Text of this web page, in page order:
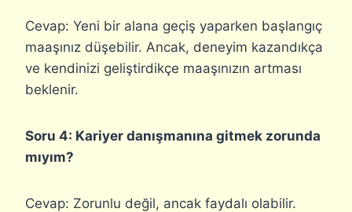
Cevap: Yeni bir alana geçiş yaparken başlangıç
maaşınız düşebilir. Ancak, deneyim kazandıkça
ve kendinizi geliştirdikçe maaşınızın artması
beklenir.
Soru 4: Kariyer danışmanına gitmek zorunda
mıyım?
Cevap: Zorunlu değil, ancak faydalı olabilir.